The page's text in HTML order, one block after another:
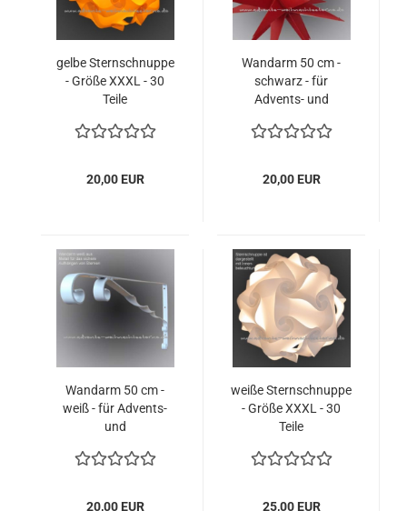
gelbe Sternschnuppe
- Größe XXXL - 30
Teile
20,00 EUR
Wandarm 50 cm -
schwarz - für
Advents- und
20,00 EUR
Wandarm 50 cm -
weiß - für Advents-
und
20,00 EUR
weiße Sternschnuppe
- Größe XXXL - 30
Teile
25,00 EUR